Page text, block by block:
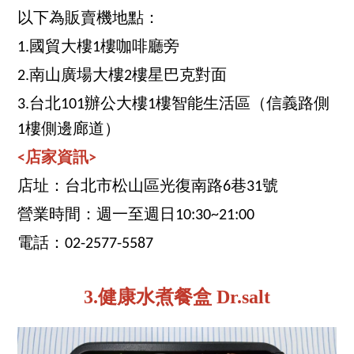
以下為販賣機地點：
1.國貿大樓1樓咖啡廳旁
2.南山廣場大樓2樓星巴克對面
3.台北101辦公大樓1樓智能生活區（信義路側
1樓側邊廊道）
<店家資訊>
店址：台北市松山區光復南路6巷31號
營業時間：週一至週日10:30~21:00
電話：02-2577-5587
3.健康水煮餐盒 Dr.salt